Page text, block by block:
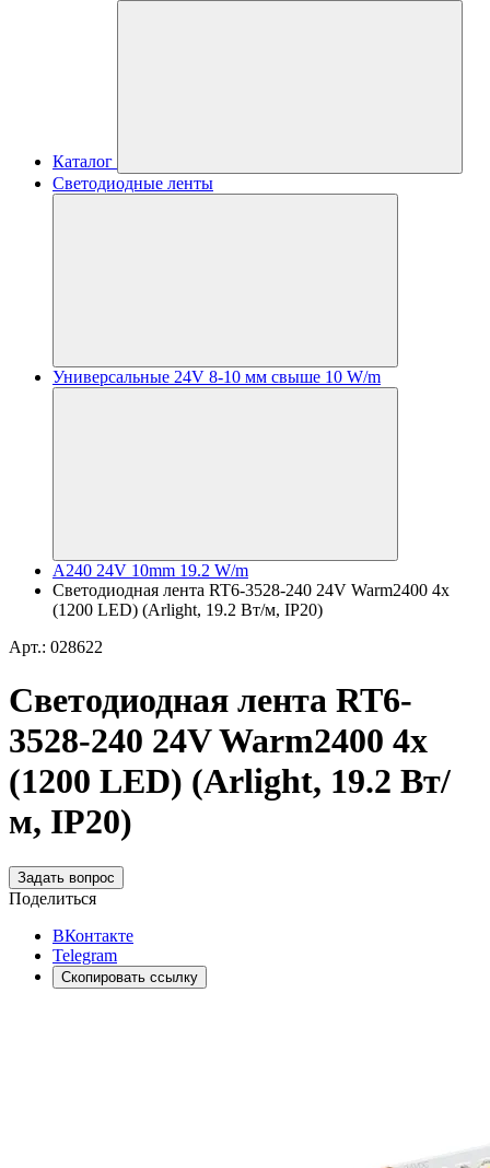
Каталог
Светодиодные ленты
Универсальные 24V 8-10 мм свыше 10 W/m
A240 24V 10mm 19.2 W/m
Светодиодная лента RT6-3528-240 24V Warm2400 4x
(1200 LED) (Arlight, 19.2 Вт/м, IP20)
Арт.: 028622
Светодиодная лента RT6-
3528-240 24V Warm2400 4x
(1200 LED) (Arlight, 19.2 Вт/
м, IP20)
Задать вопрос
Поделиться
ВКонтакте
Telegram
Скопировать ссылку